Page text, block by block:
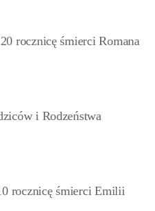
rocznicę śmierci Romana
i Rodzeństwa
rocznicę śmierci Emilii